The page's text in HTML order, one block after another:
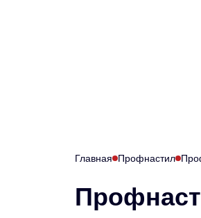
Главная Профнастил